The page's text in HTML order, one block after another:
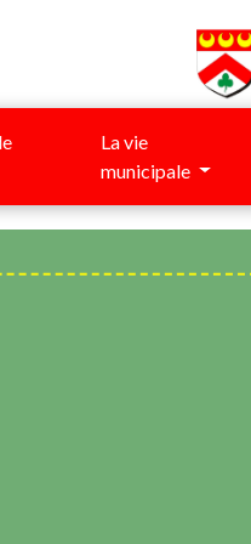
La vie
municipale